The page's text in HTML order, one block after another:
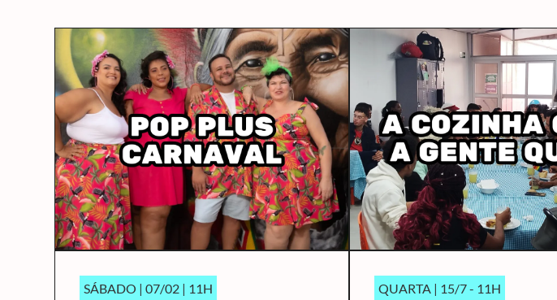
SÁBADO | 07/02 | 11H QUARTA | 15/7 - 11H